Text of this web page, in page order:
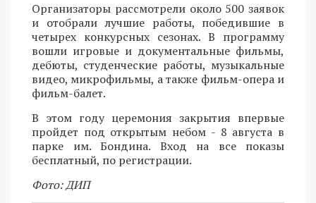
Организаторы рассмотрели около 500 заявок
и отобрали лучшие работы, победившие в
четырех конкурсных сезонах. В программу
вошли игровые и документальные фильмы,
дебюты, студенческие работы, музыкальные
видео, микрофильмы, а также фильм-опера и
фильм-балет.
В этом году церемония закрытия впервые
пройдет под открытым небом - 8 августа в
парке им. Бондина. Вход на все показы
бесплатный, по регистрации.
Фото: ДИП